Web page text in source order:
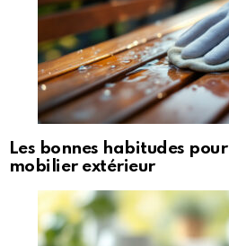
Les bonnes habitudes
mobilier extérieur